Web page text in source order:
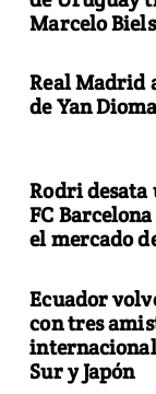
Marcelo
Real Madrid
de Yan
Rodri
FC
el mercado
Ecuador
con tres
Sur y Japón